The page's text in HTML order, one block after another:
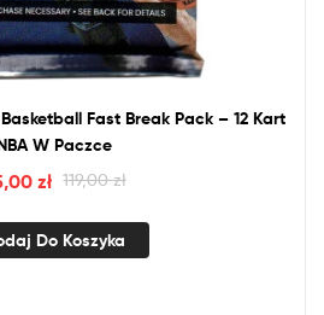
Fast Break Pack – 12 Kart
W Paczce
119,00zł
zł
Do Koszyka